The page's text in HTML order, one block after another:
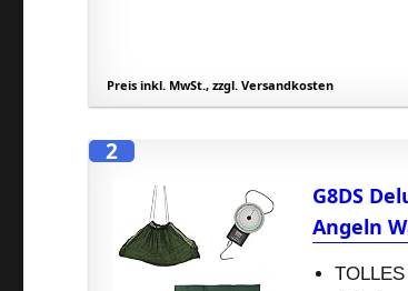
Preis inkl. MwSt., zzgl. Versandkosten
2
G8DS
Angeln